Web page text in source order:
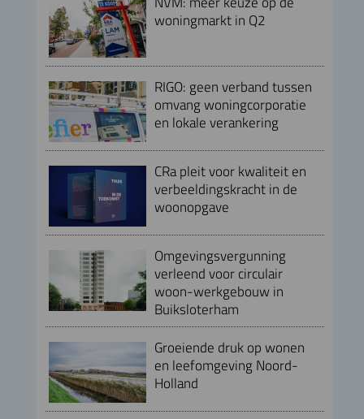
woningmarkt in Q2
RIGO: geen verband tussen
omvang woningcorporatie
en lokale verankering
CRa pleit voor kwaliteit en
verbeeldingskracht in de
woonopgave
Omgevingsvergunning
verleend voor circulair
woon-werkgebouw in
Buiksloterham
Groeiende druk op wonen
en leefomgeving Noord-
Holland